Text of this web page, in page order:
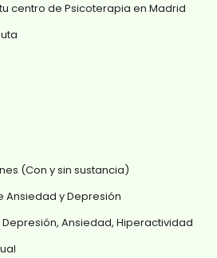
centro de Psicoterapia en Madrid
(Con y sin sustancia)
y Depresión
Depresión, Ansiedad, Hiperactividad